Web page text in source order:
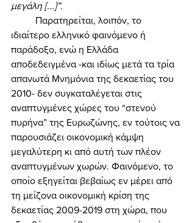
μεγάλη [...]”.
ιδιαίτερο ελληνικό φαινόμενο ή
παράδοξο, ενώ η Ελλάδα
αποδεδειγμένα -και ιδίως μετά τα τρία
απανωτά Μνημόνια της δεκαετίας του
2010- δεν συγκαταλέγεται στις
αναπτυγμένες χώρες του “στενού
πυρήνα” της Ευρωζώνης, εν τούτοις να
παρουσιάζει οικονομική κάμψη
μεγαλύτερη κι από αυτή των πλέον
αναπτυγμένων χωρών. Φαινόμενο, το
οποίο εξηγείται βεβαίως εν μέρει από
τη μείζονα οικονομική κρίση της
δεκαετίας 2009-2019 στη χώρα, που